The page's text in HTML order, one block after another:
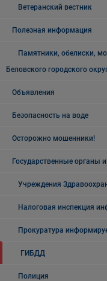
Ветеранский вестник
Полезная информация
Памятники, обелиски,
Беловского городского
Объявления
Безопасность на воде
Осторожно мошенники!
Государственные
Учреждения
Налоговая инспекция
Прокуратура
ГИБДД
Полиция